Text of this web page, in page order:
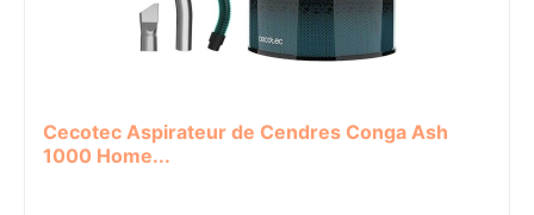
Cecotec Aspirateur de Cendres Conga Ash
1000 Home...